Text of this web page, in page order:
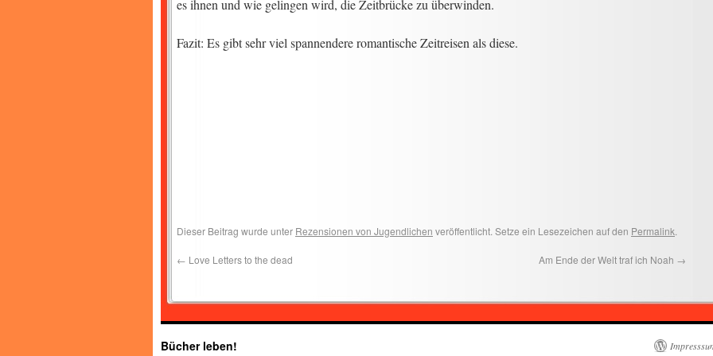
es ihnen und wie gelingen wird, die Zeitbrücke zu überwinden.
Fazit: Es gibt sehr viel spannendere romantische Zeitreisen als diese.
Dieser Beitrag wurde unter Rezensionen von Jugendlichen veröffentlicht. Setze ein Lesezeichen auf den Permalink
← Love Letters to the dead Am Ende der Welt traf ich Noah →
Bücher leben!